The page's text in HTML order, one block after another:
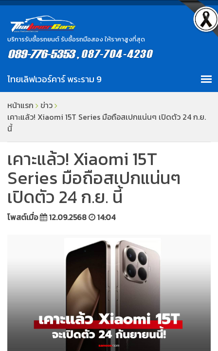
บริการรับซื้อรถยนต์ รับซื้อรถมือสอง ให้ราคาสูงที่สุด
หน้าแรก
ข่าว
เคาะแล้ว! Xiaomi 15T Series มือถือสเปกแน่นๆ เปิดตัว 24 ก.ย.
นี้
เคาะแล้ว! Xiaomi 15T
Series มือถือสเปกแน่นๆ
เปิดตัว 24 ก.ย. นี้
โพสต์เมื่อ 12.09.2568 14:04